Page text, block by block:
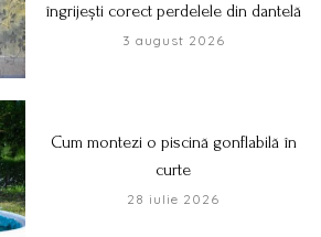
îngrijești corect perdelele din dantelă
3 august 2026
Cum montezi o piscină gonflabilă în
curte
28 iulie 2026